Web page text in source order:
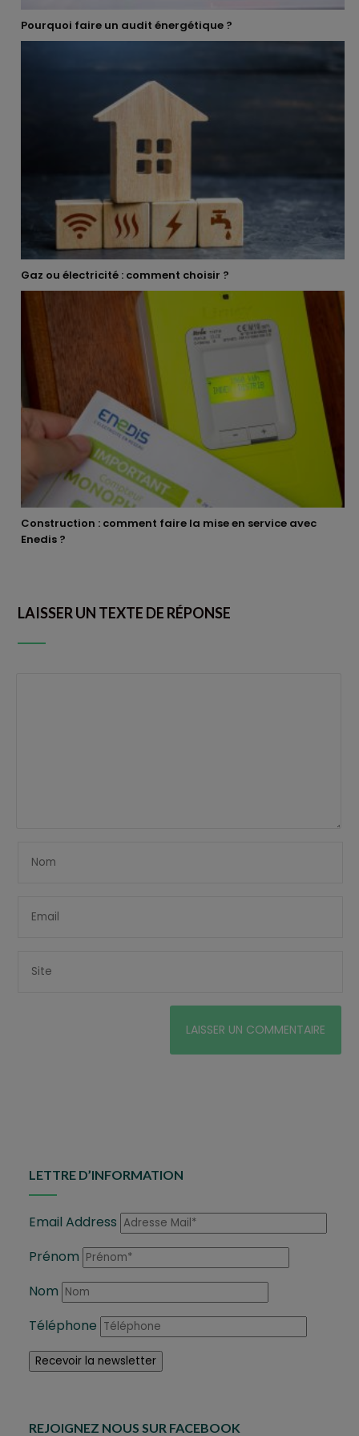
Pourquoi faire un audit énergétique ?
Gaz ou électricité : comment choisir ?
Construction : comment faire la mise en service avec
Enedis ?
LAISSER UN TEXTE DE RÉPONSE
LETTRE D’INFORMATION
Email Address
Prénom
Nom
Téléphone
REJOIGNEZ NOUS SUR FACEBOOK